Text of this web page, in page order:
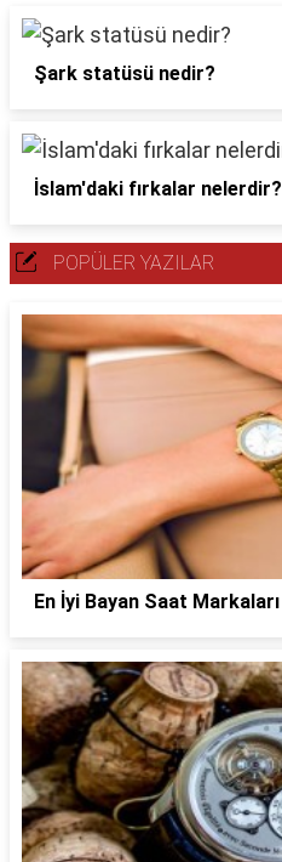
Şark statüsü nedir?
İslam'daki fırkalar nelerdir?
POPÜLER YAZILAR
En İyi Bayan Saat Markaları